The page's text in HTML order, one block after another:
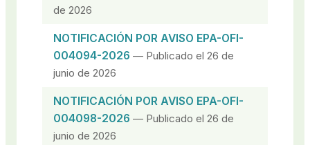
de 2026
NOTIFICACIÓN POR AVISO EPA-OFI-
004094-2026 — Publicado el 26 de
junio de 2026
NOTIFICACIÓN POR AVISO EPA-OFI-
004098-2026 — Publicado el 26 de
junio de 2026